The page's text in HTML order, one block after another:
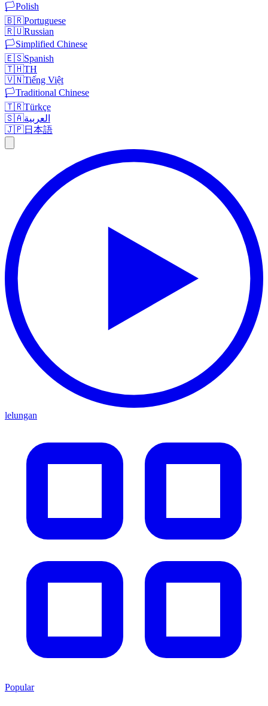
🏳️Polish
🇧🇷Portuguese
🇷🇺Russian
🏳️Simplified Chinese
🇪🇸Spanish
🇹🇭TH
🇻🇳Tiếng Việt
🏳️Traditional Chinese
🇹🇷Türkçe
🇸🇦العربية
🇯🇵日本語
lelungan
Popular